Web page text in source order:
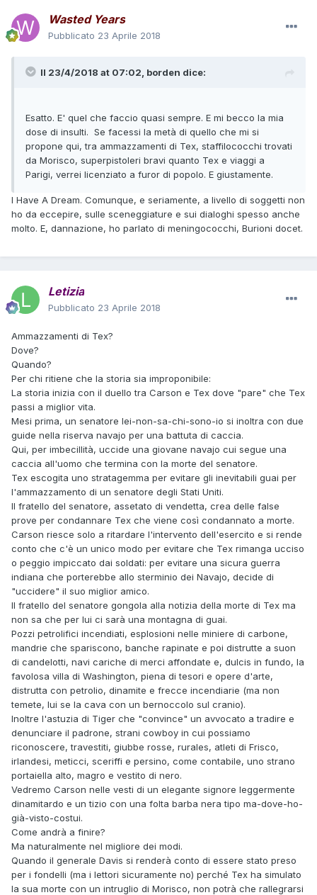
Wasted Years
Pubblicato 23 Aprile 2018
Il 23/4/2018 at 07:02, borden dice:
Esatto. E' quel che faccio quasi sempre. E mi becco la mia
dose di insulti. Se facessi la metà di quello che mi si
propone qui, tra ammazzamenti di Tex, staffilococchi trovati
da Morisco, superpistoleri bravi quanto Tex e viaggi a
Parigi, verrei licenziato a furor di popolo. E giustamente.
I Have A Dream. Comunque, e seriamente, a livello di soggetti non
ho da eccepire, sulle sceneggiature e sui dialoghi spesso anche
molto. E, dannazione, ho parlato di meningococchi, Burioni docet.
Letizia
Pubblicato 23 Aprile 2018
Ammazzamenti di Tex?
Dove?
Quando?
Per chi ritiene che la storia sia improponibile:
La storia inizia con il duello tra Carson e Tex dove "pare" che Tex
passi a miglior vita.
Mesi prima, un senatore lei-non-sa-chi-sono-io si inoltra con due
guide nella riserva navajo per una battuta di caccia.
Qui, per imbecillità, uccide una giovane navajo cui segue una
caccia all'uomo che termina con la morte del senatore.
Tex escogita uno stratagemma per evitare gli inevitabili guai per
l'ammazzamento di un senatore degli Stati Uniti.
Il fratello del senatore, assetato di vendetta, crea delle false
prove per condannare Tex che viene così condannato a morte.
Carson riesce solo a ritardare l'intervento dell'esercito e si rende
conto che c'è un unico modo per evitare che Tex rimanga ucciso
o peggio impiccato dai soldati: per evitare una sicura guerra
indiana che porterebbe allo sterminio dei Navajo, decide di
"uccidere" il suo miglior amico.
Il fratello del senatore gongola alla notizia della morte di Tex ma
non sa che per lui ci sarà una montagna di guai.
Pozzi petrolifici incendiati, esplosioni nelle miniere di carbone,
mandrie che spariscono, banche rapinate e poi distrutte a suon
di candelotti, navi cariche di merci affondate e, dulcis in fundo, la
favolosa villa di Washington, piena di tesori e opere d'arte,
distrutta con petrolio, dinamite e frecce incendiarie (ma non
temete, lui se la cava con un bernoccolo sul cranio).
Inoltre l'astuzia di Tiger che "convince" un avvocato a tradire e
denunciare il padrone, strani cowboy in cui possiamo
riconoscere, travestiti, giubbe rosse, rurales, atleti di Frisco,
irlandesi, meticci, sceriffi e persino, come contabile, uno strano
portaiella alto, magro e vestito di nero.
Vedremo Carson nelle vesti di un elegante signore leggermente
dinamitardo e un tizio con una folta barba nera tipo ma-dove-ho-
già-visto-costui.
Come andrà a finire?
Ma naturalmente nel migliore dei modi.
Quando il generale Davis si renderà conto di essere stato preso
per i fondelli (ma i lettori sicuramente no) perché Tex ha simulato
la sua morte con un intruglio di Morisco, non potrà che rallegrarsi